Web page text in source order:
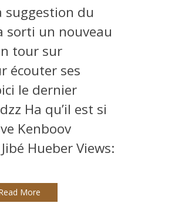
suggestion du
sorti un nouveau
tour sur
écouter ses
le dernier
Ha qu’il est si
Kenboov
Hueber Views:
More